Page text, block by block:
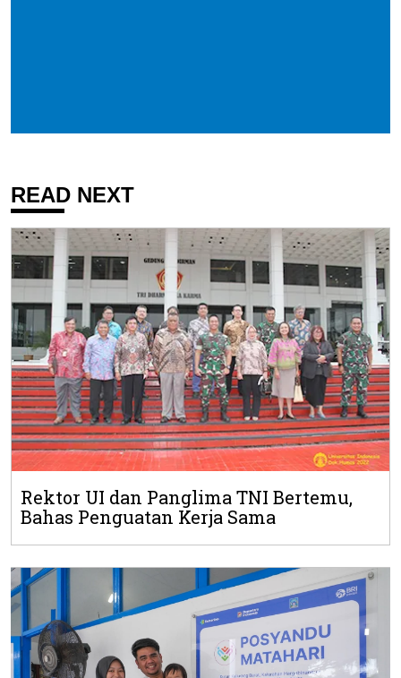
READ NEXT
Rektor UI dan Panglima TNI Bertemu,
Bahas Penguatan Kerja Sama